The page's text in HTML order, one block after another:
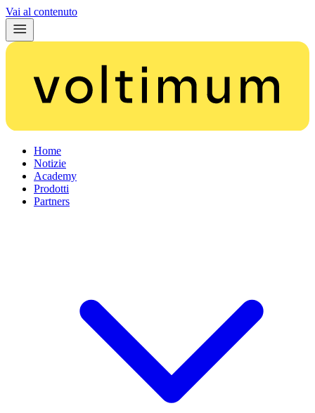
Vai al contenuto
Home
Notizie
Academy
Prodotti
Partners